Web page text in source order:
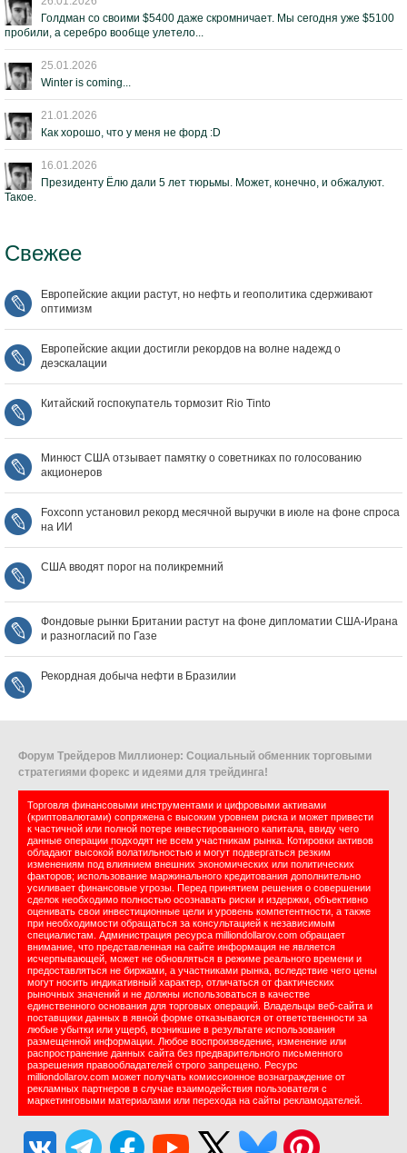
Голдман со своими $5400 даже скромничает. Мы сегодня уже $5100
пробили, а серебро вообще улетело...
25.01.2026
Winter is coming...
21.01.2026
Как хорошо, что у меня не форд :D
16.01.2026
Президенту Ёлю дали 5 лет тюрьмы. Может, конечно, и обжалуют.
Такое.
Свежее
Европейские акции растут, но нефть и геополитика сдерживают
оптимизм
Европейские акции достигли рекордов на волне надежд о
деэскалации
Китайский госпокупатель тормозит Rio Tinto
Минюст США отзывает памятку о советниках по голосованию
акционеров
Foxconn установил рекорд месячной выручки в июле на фоне спроса
на ИИ
США вводят порог на поликремний
Фондовые рынки Британии растут на фоне дипломатии США‑Ирана
и разногласий по Газе
Рекордная добыча нефти в Бразилии
Форум Трейдеров Миллионер: Социальный обменник торговыми
стратегиями форекс и идеями для трейдинга!
Торговля финансовыми инструментами и цифровыми активами
(криптовалютами) сопряжена с высоким уровнем риска и может привести
к частичной или полной потере инвестированного капитала, ввиду чего
данные операции подходят не всем участникам рынка. Котировки активов
обладают высокой волатильностью и могут подвергаться резким
изменениям под влиянием внешних экономических или политических
факторов; использование маржинального кредитования дополнительно
усиливает финансовые угрозы. Перед принятием решения о совершении
сделок необходимо полностью осознавать риски и издержки, объективно
оценивать свои инвестиционные цели и уровень компетентности, а также
при необходимости обращаться за консультацией к независимым
специалистам. Администрация ресурса milliondollarov.com обращает
внимание, что представленная на сайте информация не является
исчерпывающей, может не обновляться в режиме реального времени и
предоставляться не биржами, а участниками рынка, вследствие чего цены
могут носить индикативный характер, отличаться от фактических
рыночных значений и не должны использоваться в качестве
единственного основания для торговых операций. Владельцы веб-сайта и
поставщики данных в явной форме отказываются от ответственности за
любые убытки или ущерб, возникшие в результате использования
размещенной информации. Любое воспроизведение, изменение или
распространение данных сайта без предварительного письменного
разрешения правообладателей строго запрещено. Ресурс
milliondollarov.com может получать комиссионное вознаграждение от
рекламных партнеров в случае взаимодействия пользователя с
маркетинговыми материалами или перехода на сайты рекламодателей.